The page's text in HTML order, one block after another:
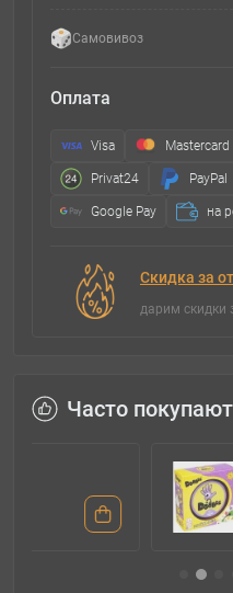
Самовивоз
Оплата
Visa Mastercard
Privat24 PayPal
Google Pay на
Скидка за
дарим скидки
Часто
Доббл (Dobble)
610 грн.